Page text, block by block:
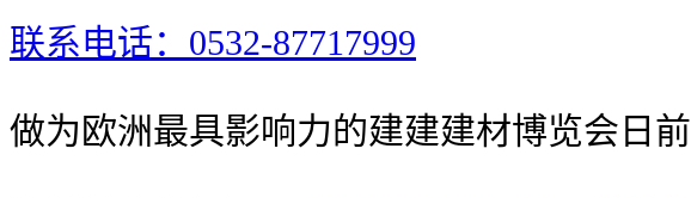
联系电话：0532-87717999
做为欧洲最具影响力的建建建材博览会日前